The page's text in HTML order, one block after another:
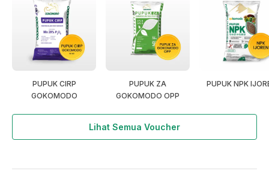
PUPUK CIRP
GOKOMODO
PUPUK ZA
GOKOMODO OPP
PUPUK NPK
Lihat Semua Voucher